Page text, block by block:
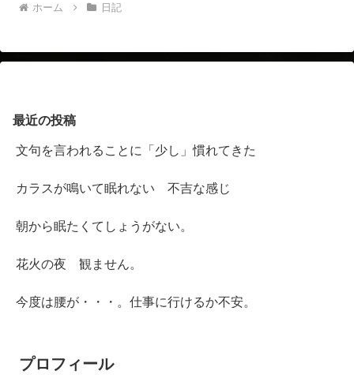
ホーム 日記
最近の投稿
文句を言われることに「少し」慣れてきた
カラスが鳴いて眠れない 不吉な感じ
朝から眠たくてしょうがない。
花火の夜 観ません。
今度は腰が・・・。仕事に行けるか不安。
プロフィール